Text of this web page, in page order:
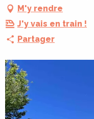
M'y rendre
J'y vais en train !
Partager